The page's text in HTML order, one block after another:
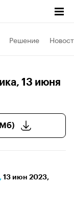
Решение
, 13 июня
, 13 июн 2023,